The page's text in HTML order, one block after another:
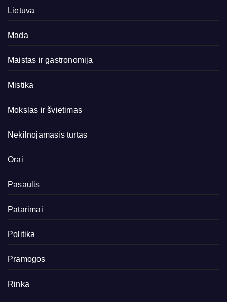
Lietuva
Mada
Maistas ir gastronomija
Mistika
Mokslas ir švietimas
Nekilnojamasis turtas
Orai
Pasaulis
Patarimai
Politika
Pramogos
Rinka